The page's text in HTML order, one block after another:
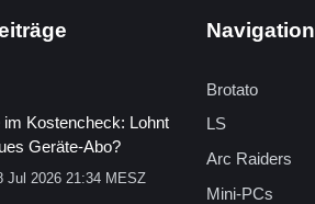
im Kostencheck: Lohnt
Geräte-Abo?
Jul 2026 21:34 MESZ
Navigation
Brotato
LS
Arc Raiders
Mini-PCs